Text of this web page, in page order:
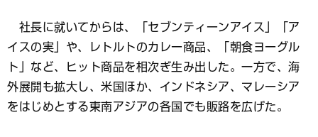
社長に就いてからは、「セブンティーンアイス」「ア
イスの実」や、レトルトのカレー商品、「朝食ヨーグル
ト」など、ヒット商品を相次ぎ生み出した。一方で、海
外展開も拡大し、米国ほか、インドネシア、マレーシア
をはじめとする東南アジアの各国でも販路を広げた。